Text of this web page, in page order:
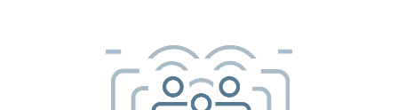
FREIBERUFLER“